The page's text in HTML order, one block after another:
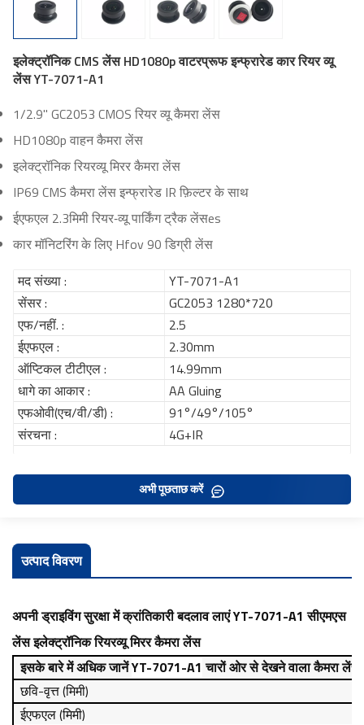
इलेक्ट्रॉनिक CMS लेंस HD1080p वाटरप्रूफ इन्फ्रारेड कार रियर व्यू
लेंस YT-7071-A1
1/2.9" GC2053 CMOS रियर व्यूकैमरा लेंस
HD1080p वाहन कैमरा लेंस
इलेक्ट्रॉनिक रियरव्यू मिरर कैमरा लेंस
IP69 CMS कैमरा लेंस इन्फ्रारेड IR फ़िल्टर के साथ
ईएफएल 2.3मिमीरियर-व्यू पार्किंग ट्रैक लेंसes
कार मॉनिटरिंग के लिए Hfov 90 डिग्री लेंस
मद संख्या :
YT-7071-A1
सेंसर :
GC2053 1280*720
एफ/नहीं. :
2.5
ईएफएल :
2.30mm
ऑप्टिकल टीटीएल :
14.99mm
धागे का आकार :
AA Gluing
एफओवी(एच/वी/डी) :
91°/49°/105°
संरचना :
4G+IR
अभी पूछताछ करें
उत्पाद विवरण
अपनी ड्राइविंग सुरक्षा में क्रांतिकारी बदलाव लाएंYT-7071-A1 सीएमएस
लेंसइलेक्ट्रॉनिक रियरव्यू मिरर कैमरा लेंस
इसके बारे में अधिक जानेंYT-7071-A1 चारों ओर से देखने वाला कैमरा लेंस
छवि-वृत्त (मिमी)
ईएफएल (मिमी)